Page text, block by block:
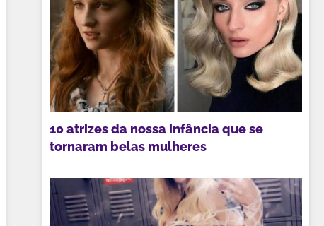
10 atrizes da nossa infância que se
tornaram belas mulheres